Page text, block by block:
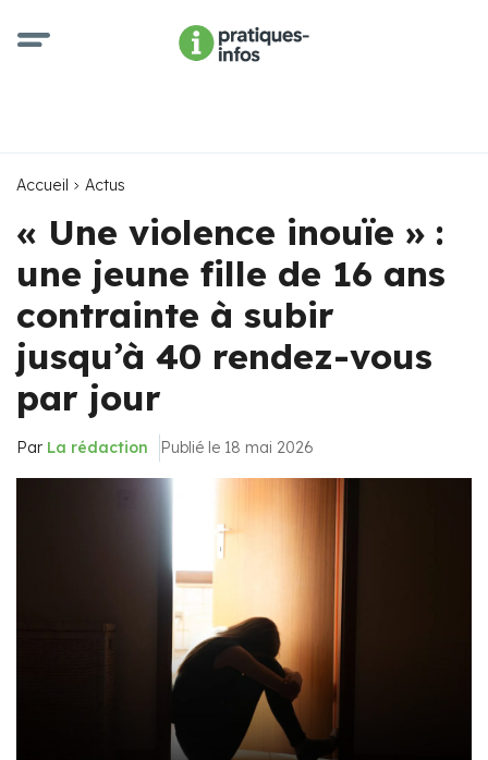
Accueil Actus
« Une violence inouïe » :
une jeune fille de 16 ans
contrainte à subir
jusqu’à 40 rendez-vous
par jour
Par La rédaction Publié le 18 mai 2026